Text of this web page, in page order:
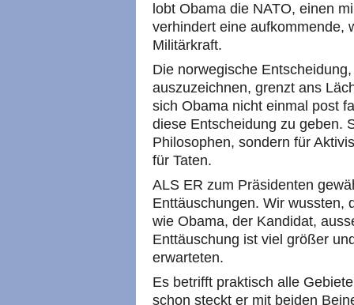
lobt Obama die NATO, einen
verhindert eine aufkommende,
Militärkraft.
Die norwegische
auszuzeichnen, grenzt ans
sich Obama nicht einmal post
diese Entscheidung zu geben.
Philosophen, sondern für
für Taten.
ALS ER zum Präsidenten
Enttäuschungen. Wir wussten,
wie Obama, der Kandidat,
Enttäuschung ist viel größer
erwarteten.
Es betrifft praktisch alle
schon steckt er mit beiden